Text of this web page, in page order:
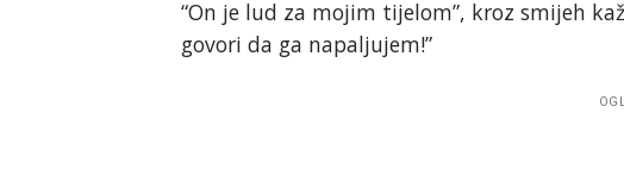
“On je lud za mojim tijelom”, kroz smijeh
govori da ga napaljujem!”